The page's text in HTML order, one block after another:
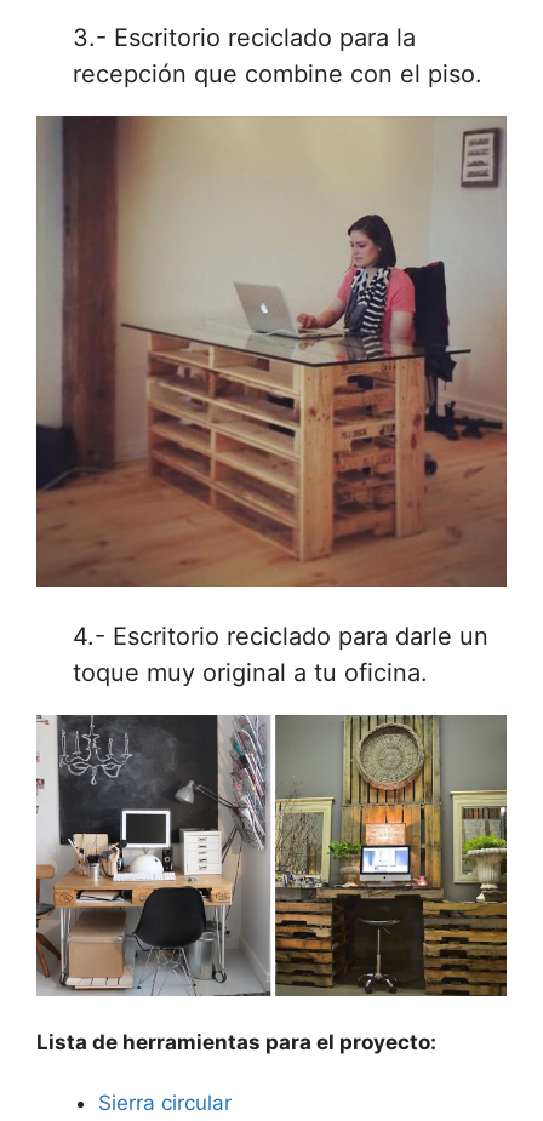
3.- Escritorio reciclado para la
recepción que combine con el piso.
4.- Escritorio reciclado para darle un
toque muy original a tu oficina.
Lista de herramientas para el proyecto:
Sierra circular